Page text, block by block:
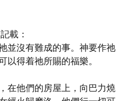
載：
並沒有難成的事。神要作祂
得着祂所賜的福樂。
在他們的房屋上，向巴力燒